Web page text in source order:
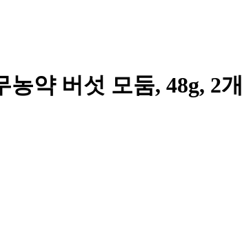
약 버섯 모둠, 48g, 2개